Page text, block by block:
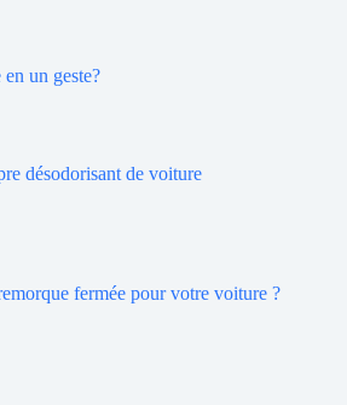
un geste?
désodorisant de voiture
fermée pour votre voiture ?